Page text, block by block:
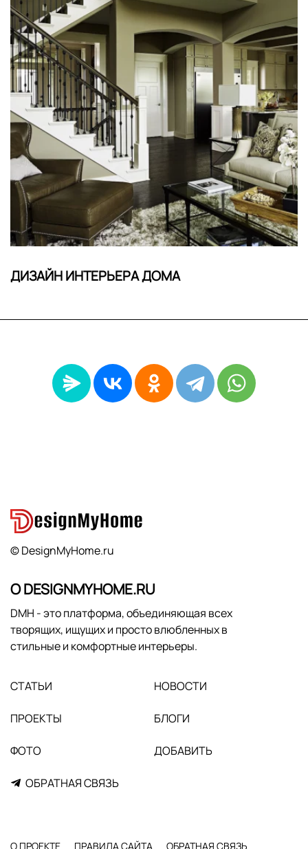
ДИЗАЙН ИНТЕРЬЕРА ДОМА
© DesignMyHome.ru
О DESIGNMYHOME.RU
DMH - это платформа, объединяющая всех
творящих, ищущих и просто влюбленных в
стильные и комфортные интерьеры.
СТАТЬИ НОВОСТИ
ПРОЕКТЫ БЛОГИ
ФОТО ДОБАВИТЬ
ОБРАТНАЯ СВЯЗЬ
О ПРОЕКТЕ ПРАВИЛА САЙТА ОБРАТНАЯ СВЯЗЬ